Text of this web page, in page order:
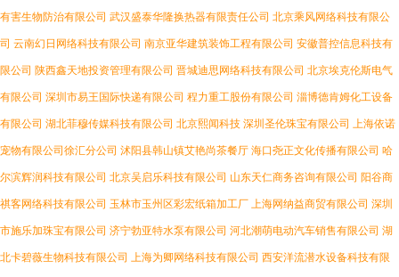
有害生物防治有限公司 武汉盛泰华隆换热器有限责任公司 北京乘风网络科技有限公
司 云南幻日网络科技有限公司 南京亚华建筑装饰工程有限公司 安徽普控信息科技有
限公司 陕西鑫天地投资管理有限公司 晋城迪思网络科技有限公司 北京埃克伦斯电气
有限公司 深圳市易王国际快递有限公司 程力重工股份有限公司 淄博德肯姆化工设备
有限公司 湖北菲穆传媒科技有限公司 北京熙闻科技 深圳圣伦珠宝有限公司 上海依诺
宠物有限公司徐汇分公司 沭阳县韩山镇艾艳尚茶餐厅 海口尧正文化传播有限公司 哈
尔滨辉润科技有限公司 北京吴启乐科技有限公司 山东天仁商务咨询有限公司 阳谷商
祺客网络科技有限公司 玉林市玉州区彩宏纸箱加工厂 上海网纳益商贸有限公司 深圳
市施乐加珠宝有限公司 济宁勃亚特水泵有限公司 河北潮萌电动汽车销售有限公司 湖
北卡碧薇生物科技有限公司 上海为卿网络科技有限公司 西安洋流潜水设备科技有限